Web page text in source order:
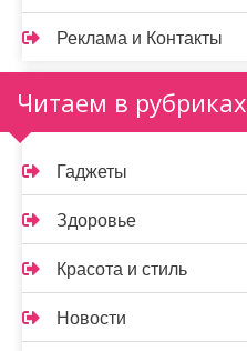
Реклама и Контакты
Читаем в рубриках
Гаджеты
Здоровье
Красота и стиль
Новости